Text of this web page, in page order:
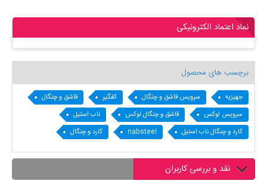
نماد اعتماد الکترونیکی
برچسب های محصول
جهیزیه سرویس قاشق و چنگال کفگیر
قاشق و چنگال
سرویس لوکس
قاشق و چنگال لوکس
ناب استیل
کارد و چنگال ناب استیل
nabsteel کارد و چنگال
نقد و بررسی کاربران